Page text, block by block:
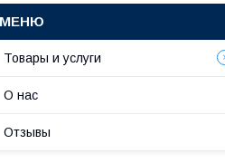
Товары и услуги
О нас
Отзывы